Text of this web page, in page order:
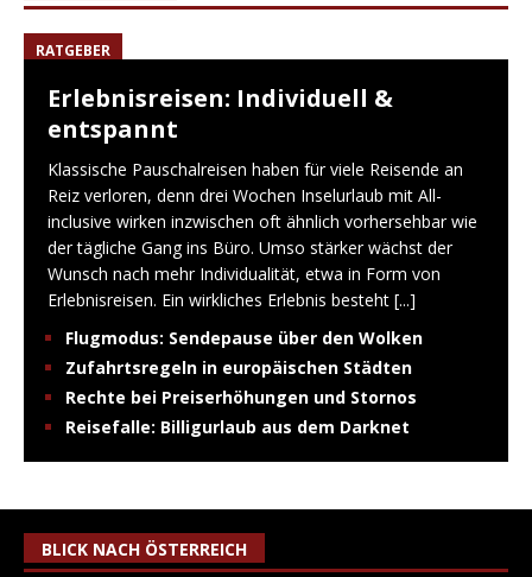
RATGEBER
Erlebnisreisen: Individuell &
entspannt
Klassische Pauschalreisen haben für viele Reisende an
Reiz verloren, denn drei Wochen Inselurlaub mit All-
inclusive wirken inzwischen oft ähnlich vorhersehbar wie
der tägliche Gang ins Büro. Umso stärker wächst der
Wunsch nach mehr Individualität, etwa in Form von
Erlebnisreisen. Ein wirkliches Erlebnis besteht [...]
Flugmodus: Sendepause über den Wolken
Zufahrtsregeln in europäischen Städten
Rechte bei Preiserhöhungen und Stornos
Reisefalle: Billigurlaub aus dem Darknet
BLICK NACH ÖSTERREICH